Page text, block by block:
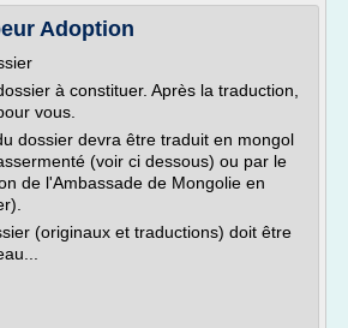
Adoption
à constituer. Après la traduction,
vous.
dossier devra être traduit en mongol
(voir ci dessous) ou par le
de l'Ambassade de Mongolie en
(originaux et traductions) doit être